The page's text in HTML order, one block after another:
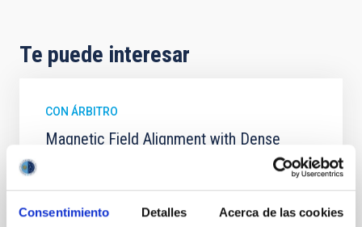
Consentimiento Detalles Acerca de las cookies
Te puede interesar
CON ÁRBITRO
Magnetic Field Alignment with Dense
Cores in the Transition between Cloud and
In a magnetically dominated model of star formation,